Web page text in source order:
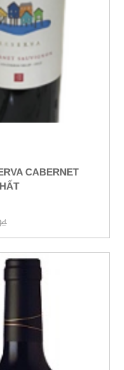
CABERNET